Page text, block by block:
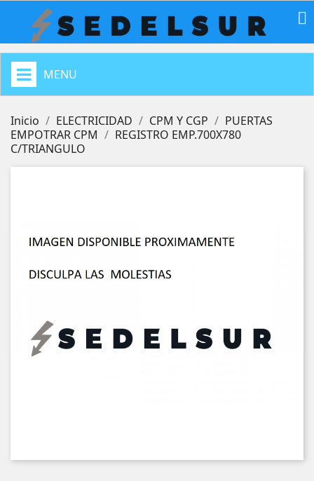

MENU
Inicio ELECTRICIDAD CPM Y CGP
PUERTAS
EMPOTRAR CPM
REGISTRO EMP.700X780
C/TRIANGULO